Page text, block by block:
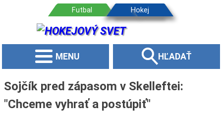
MENU HĽADAŤ
Sojčík pred zápasom v Skelleftei:
"Chceme vyhrať a postúpiť"